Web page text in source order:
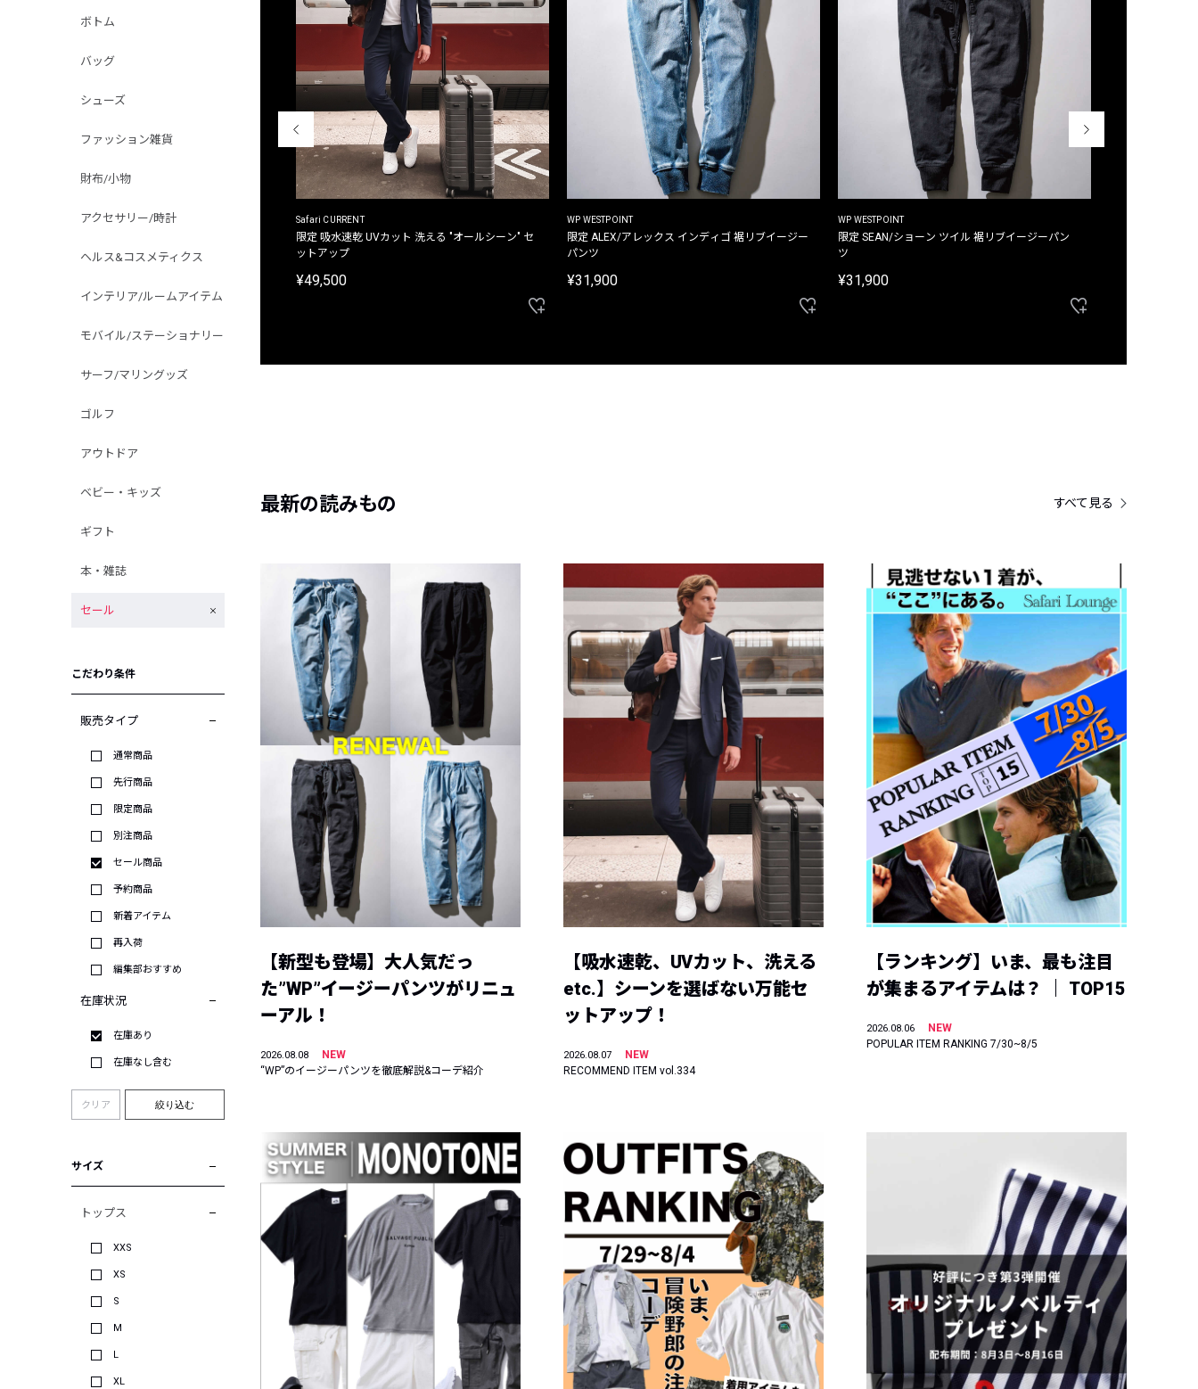
ボトム
バッグ
シューズ
ファッション雑貨
財布/小物
アクセサリー/時計
ヘルス&コスメティクス
インテリア/ルームアイテム
モバイル/ステーショナリー
サーフ/マリングッズ
ゴルフ
アウトドア
ベビー・キッズ
ギフト
本・雑誌
セール
こだわり条件
販売タイプ
通常商品
先行商品
限定商品
別注商品
セール商品
予約商品
新着アイテム
再入荷
編集部おすすめ
在庫状況
在庫あり
在庫なし含む
クリア 絞り込む
サイズ
トップス
XXS
XS
S
M
L
XL
Safari CURRENT
限定 吸水速乾 UVカット 洗える "オールシーン" セ
ットアップ
¥49,500
WP WESTPOINT
限定 ALEX/アレックス インディゴ 裾リブイージー
パンツ
¥31,900
WP WESTPOINT
限定 SEAN/ショーン ツイル 裾リブイージーパン
ツ
¥31,900
最新の読みもの すべて見る
【新型も登場】大人気だっ
た”WP”イージーパンツがリニュ
ーアル！
2026.08.08
NEW
“WP”のイージーパンツを徹底解説&コーデ紹介
【吸水速乾、UVカット、洗える
etc.】シーンを選ばない万能セ
ットアップ！
2026.08.07
NEW
RECOMMEND ITEM vol.334
【ランキング】いま、最も注目
が集まるアイテムは？ ｜ TOP15
2026.08.06
NEW
POPULAR ITEM RANKING 7/30~8/5